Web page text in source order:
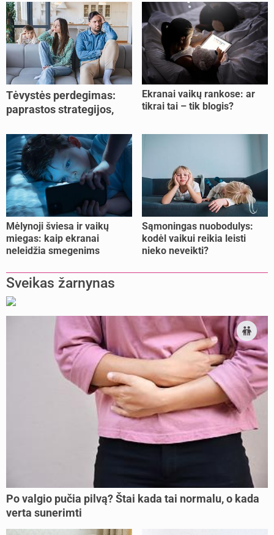
Tėvystės perdegimas:
paprastos strategijos,
jėgas
Ekranai vaikų rankose: ar
tikrai tai – tik blogis?
Mėlynoji šviesa ir vaikų
miegas: kaip ekranai
neleidžia smegenims
Sąmoningas nuobodulys:
kodėl vaikui reikia leisti
nieko neveikti?
Sveikas žarnynas
Po valgio pučia pilvą? Štai kada tai normalu, o kada
verta sunerimti